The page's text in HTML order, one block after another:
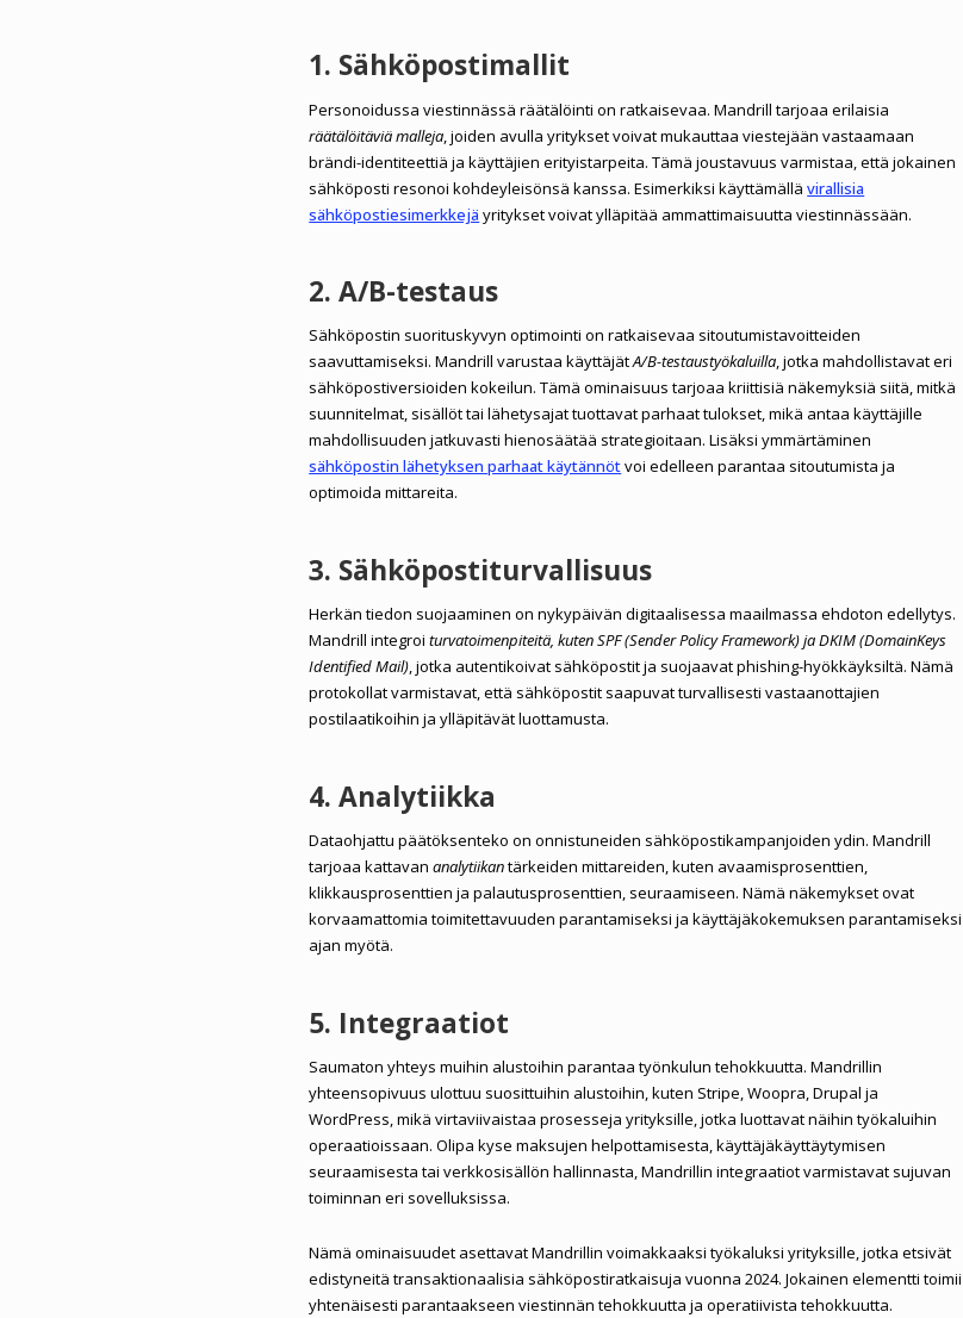
1. Sähköpostimallit
Personoidussa viestinnässä räätälöinti on ratkaisevaa. Mandrill tarjoaa erilaisia
räätälöitäviä malleja , joiden avulla yritykset voivat mukauttaa viestejään vastaamaan
brändi-identiteettiä ja käyttäjien erityistarpeita. Tämä joustavuus varmistaa, että jokainen
sähköposti resonoi kohdeyleisönsä kanssa. Esimerkiksi käyttämällävirallisia
sähköpostiesimerkkejä yritykset voivat ylläpitää ammattimaisuutta viestinnässään.
2. A/B-testaus
Sähköpostin suorituskyvyn optimointi on ratkaisevaa sitoutumistavoitteiden
saavuttamiseksi. Mandrill varustaa käyttäjätA/B-testaustyökaluilla, jotka mahdollistavat eri
sähköpostiversioiden kokeilun. Tämä ominaisuus tarjoaa kriittisiä näkemyksiä siitä, mitkä
suunnitelmat, sisällöt tai lähetysajat tuottavat parhaat tulokset, mikä antaa käyttäjille
mahdollisuuden jatkuvasti hienosäätää strategioitaan. Lisäksi ymmärtäminen
sähköpostin lähetyksen parhaat käytännötvoi edelleen parantaa sitoutumista ja
optimoida mittareita.
3. Sähköpostiturvallisuus
Herkän tiedon suojaaminen on nykypäivän digitaalisessa maailmassa ehdoton edellytys.
Mandrill integroiturvatoimenpiteitä, kuten SPF (Sender Policy Framework) ja DKIM (DomainKeys
Identified Mail), jotka autentikoivat sähköpostit ja suojaavat phishing-hyökkäyksiltä. Nämä
protokollat varmistavat, että sähköpostit saapuvat turvallisesti vastaanottajien
postilaatikoihin ja ylläpitävät luottamusta.
4. Analytiikka
Dataohjattu päätöksenteko on onnistuneiden sähköpostikampanjoiden ydin. Mandrill
tarjoaa kattavananalytiikantärkeiden mittareiden, kuten avaamisprosenttien,
klikkausprosenttien ja palautusprosenttien, seuraamiseen. Nämä näkemykset ovat
korvaamattomia toimitettavuuden parantamiseksi ja käyttäjäkokemuksen parantamiseksi
ajan myötä.
5. Integraatiot
Saumaton yhteys muihin alustoihin parantaa työnkulun tehokkuutta. Mandrillin
yhteensopivuus ulottuu suosittuihin alustoihin, kuten Stripe, Woopra, Drupal ja
WordPress, mikä virtaviivaistaa prosesseja yrityksille, jotka luottavat näihin työkaluihin
operaatioissaan. Olipa kyse maksujen helpottamisesta, käyttäjäkäyttäytymisen
seuraamisesta tai verkkosisällön hallinnasta, Mandrillin integraatiot varmistavat sujuvan
toiminnan eri sovelluksissa.
Nämä ominaisuudet asettavat Mandrillin voimakkaaksi työkaluksi yrityksille, jotka etsivät
edistyneitä transaktionaalisia sähköpostiratkaisuja vuonna 2024. Jokainen elementti toimii
yhtenäisesti parantaakseen viestinnän tehokkuutta ja operatiivista tehokkuutta.